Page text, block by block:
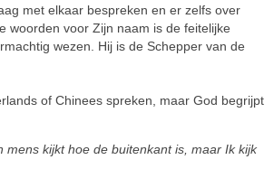
met elkaar bespreken en er zelfs over
woorden voor Zijn naam is de feitelijke
wezen. Hij is de Schepper van de
of Chinees spreken, maar God begrijpt
mens kijkt hoe de buitenkant is, maar Ik kijk